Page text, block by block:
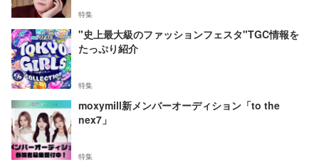
特集
"史上最大級のファッションフェスタ"TGC情報を
たっぷり紹介
特集
moxymill新メンバーオーディション「to the
nex7」
特集